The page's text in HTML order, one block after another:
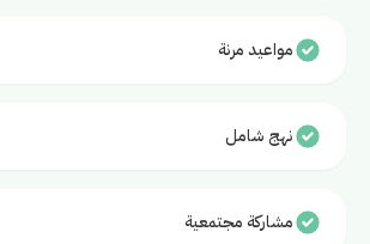
مواعيد مرنة
نهج شامل
مشاركة مجتمعية